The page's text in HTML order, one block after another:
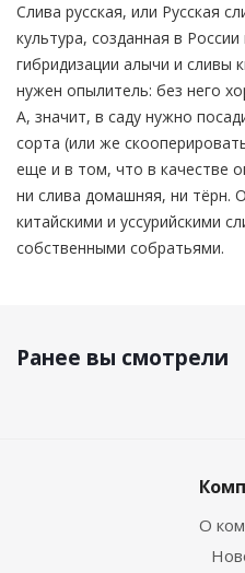
Слива русская, или Русская
культура, созданная в России
гибридизации алычи и сливы
нужен опылитель: без него
А, значит, в саду нужно
сорта (или же
еще и в том, что в качестве
ни слива домашняя, ни тёрн.
китайскими и уссурийскими
собственными собратьями.
Ранее вы смотрели
О